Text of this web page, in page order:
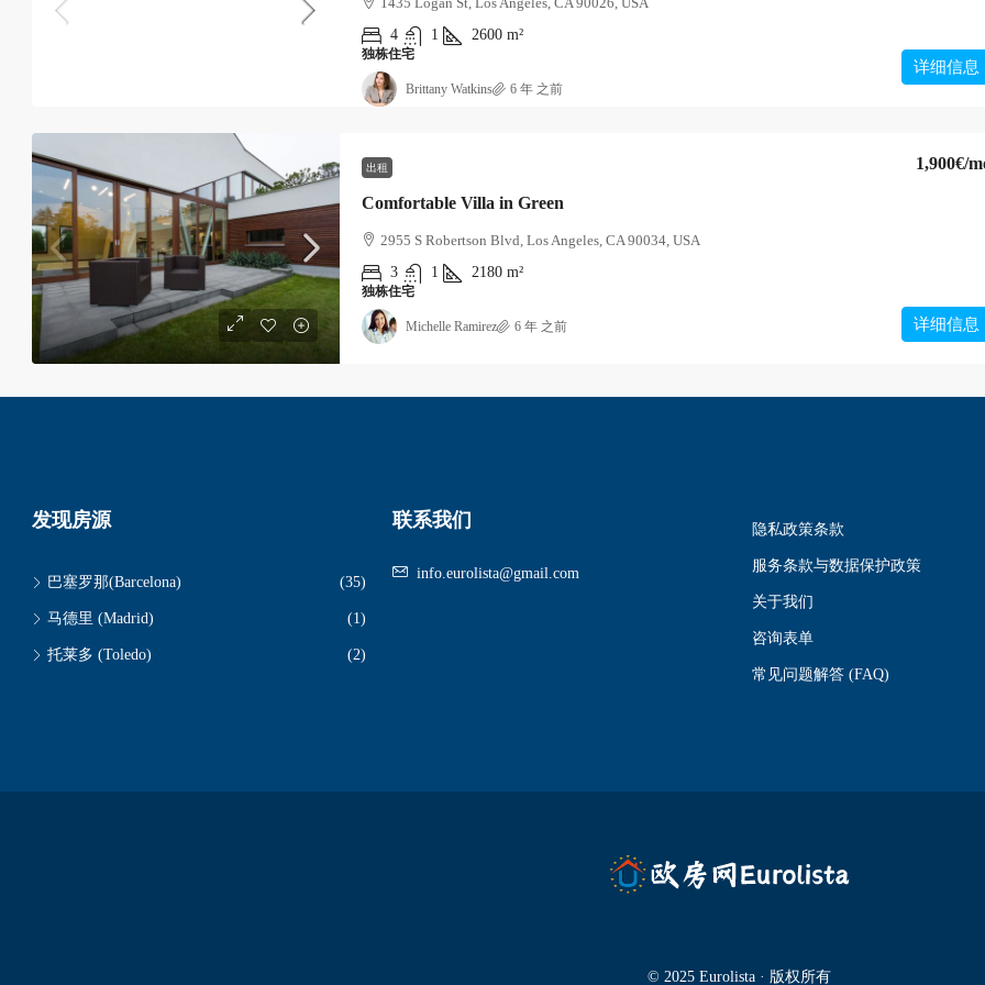
4
1 2600 m²
独栋住宅
详细信息
Brittany Watkins 6 年 之前
出租
Comfortable Villa in Green
1,900€/
2955 S Robertson Blvd, Los Angeles, CA 90034, USA
3
1 2180 m²
独栋住宅
详细信息
Michelle Ramirez 6 年 之前
发现房源
巴塞罗那(Barcelona) (35)
马德里 (Madrid) (1)
托莱多 (Toledo) (2)
联系我们
info.eurolista@gmail.com
隐私政策条款
服务条款与数据保护政策
关于我们
咨询表单
常见问题解答 (FAQ)
© 2025 Eurolista · 版权所有